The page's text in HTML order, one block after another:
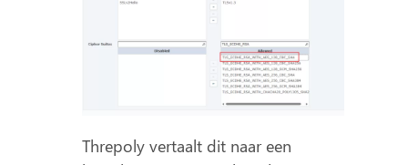
Threpoly vertaalt dit naar een